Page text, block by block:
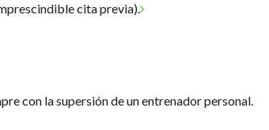
cita previa).
con la supersión de un entrenador personal.